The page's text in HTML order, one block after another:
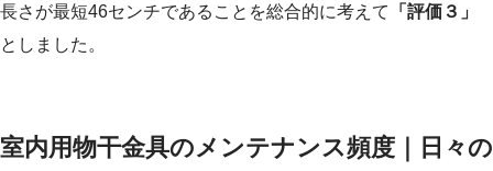
長さが最短46センチであることを総合的に考えて
「評価３」
としました。
室内用物干金具のメンテナンス頻度｜日々の